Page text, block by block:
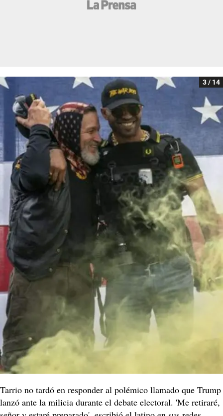
3 / 14
Tarrio no tardó en responder al polémico llamado que Trump
lanzó ante la milicia durante el debate electoral. 'Me retiraré,